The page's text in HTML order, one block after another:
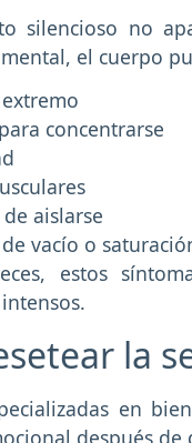
silencioso no
el cuerpo
concentrarse
aislarse
vacío o
estos
la
en
después